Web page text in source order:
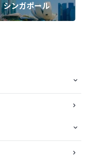
シンガポール